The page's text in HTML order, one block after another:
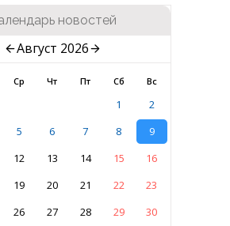
новостей
Август 2026
Ср Чт Пт Сб Вс
1
2
5 6 7 8
9
12 13 14 15
16
19 20 21 22
23
26 27 28 29
30